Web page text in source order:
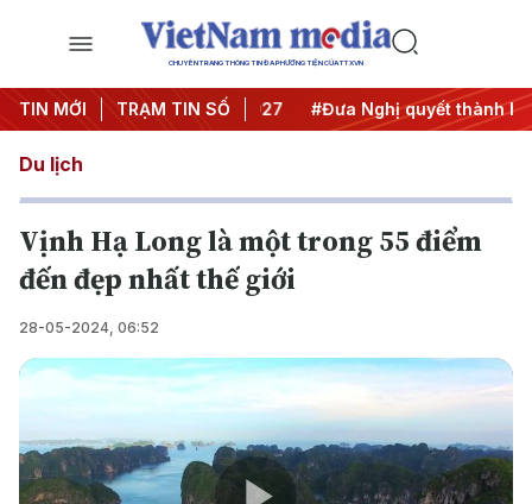
CHUYÊN TRANG THÔNG TIN ĐA PHƯƠNG TIỆN CỦA TTXVN
TIN MỚI TRẠM TIN SỐ
Trung ương 3 #APEC 2027 #Đưa Nghị quyết thành
Du lịch
Vịnh Hạ Long là một trong 55 điểm
đến đẹp nhất thế giới
28-05-2024, 06:52